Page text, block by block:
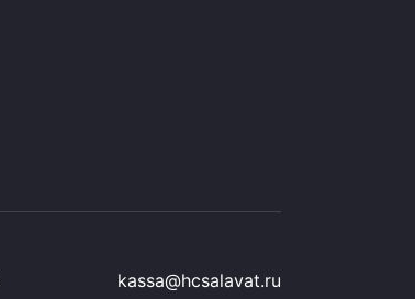
kassa@hcsalavat.ru